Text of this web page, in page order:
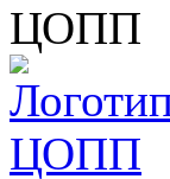
ЦОПП